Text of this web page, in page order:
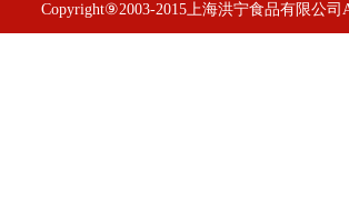
Copyright⑨2003-2015上海洪宁食品有限公司